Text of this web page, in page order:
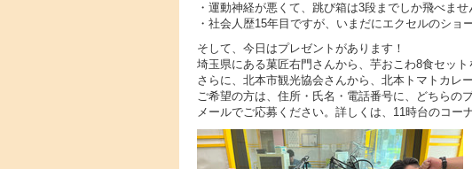
・運動神経が悪くて、跳び箱は3段までしか飛べませ
・社会人歴15年目ですが、いまだにエクセルのショ
そして、今日はプレゼントがあります！
埼玉県にある菓匠右門さんから、芋おこわ8食セット
さらに、北本市観光協会さんから、北本トマトカレ
ご希望の方は、住所・氏名・電話番号に、どちらの
メールでご応募ください。詳しくは、11時台のコー